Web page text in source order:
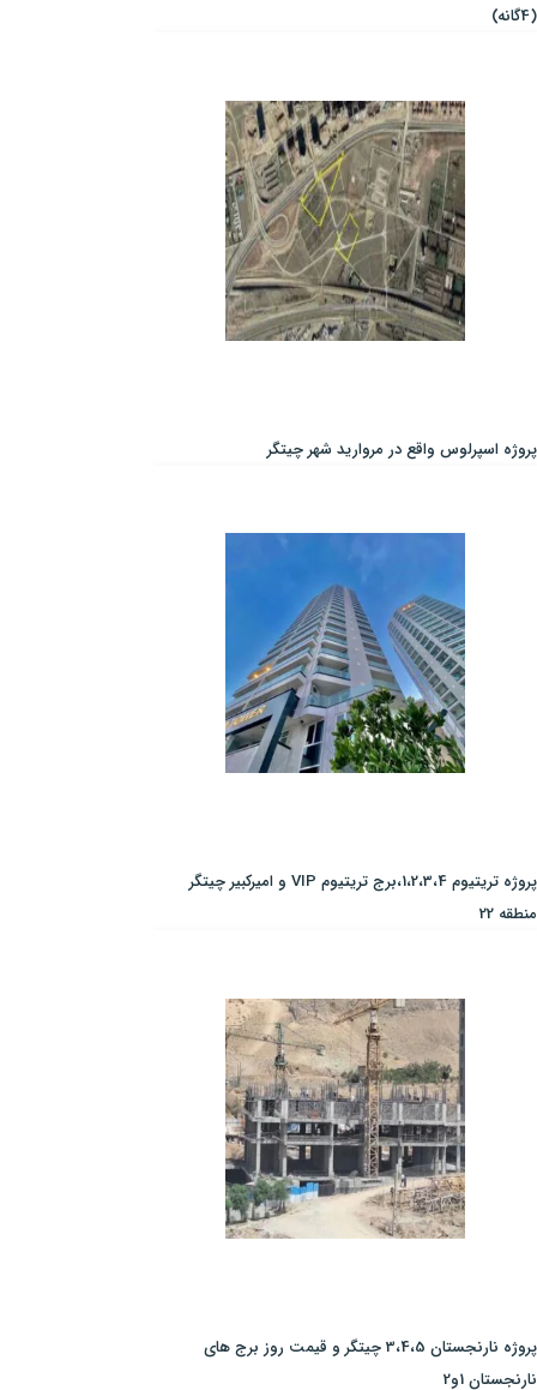
(4گانه)
پروژه اسپرلوس واقع در مروارید شهر چیتگر
پروژه تریتیوم 1،2،3،4،برج تریتیوم VIP و امیرکبیر چیتگر
منطقه 22
پروژه نارنجستان 3،4،5 چیتگر و قیمت روز برج های
نارنجستان 1و2